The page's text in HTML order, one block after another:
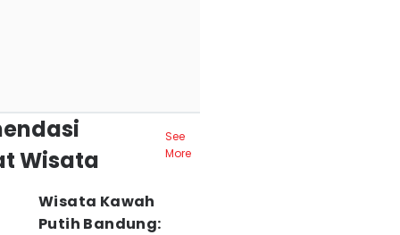
Wisata
See
More
Wisata Kawah
Putih Bandung: